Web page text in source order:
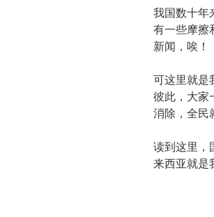
我国数十年
有一些摩擦
新闻，唉！
可这里就是
彼此，大家
消除，全民
读到这里，
来西亚就是